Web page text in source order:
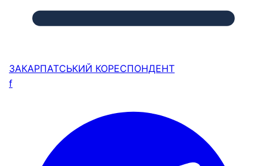
ЗАКАРПАТСЬКИЙ КОРЕСПОНДЕНТ
f